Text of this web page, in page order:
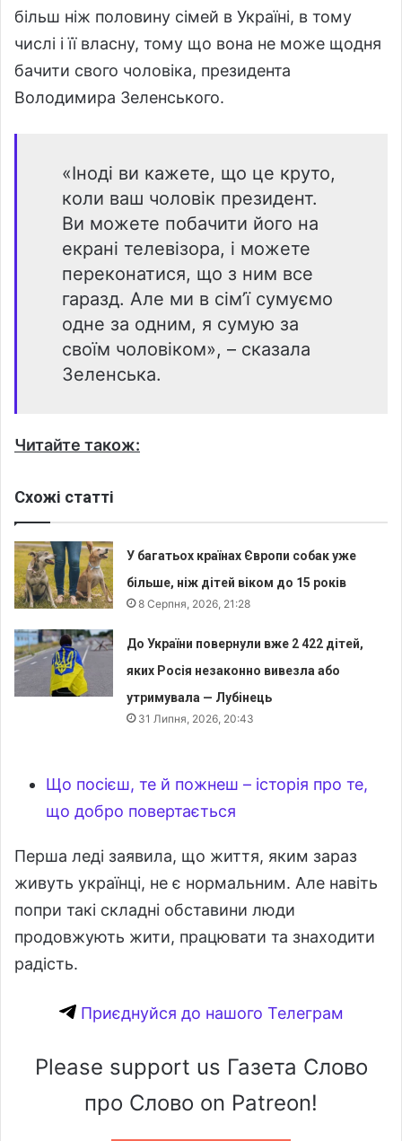
більш ніж половину сімей в Україні, в тому
числі і її власну, тому що вона не може щодня
бачити свого чоловіка, президента
Володимира Зеленського.
«Іноді ви кажете, що це круто,
коли ваш чоловік президент.
Ви можете побачити його на
екрані телевізора, і можете
переконатися, що з ним все
гаразд. Але ми в сім’ї сумуємо
одне за одним, я сумую за
своїм чоловіком», – сказала
Зеленська.
Читайте також:
Схожі статті
У багатьох країнах Європи собак уже
більше, ніж дітей віком до 15 років
8 Серпня, 2026, 21:28
До України повернули вже 2 422 дітей,
яких Росія незаконно вивезла або
утримувала — Лубінець
31 Липня, 2026, 20:43
Що посієш, те й пожнеш – історія про те,
що добро повертається
Перша леді заявила, що життя, яким зараз
живуть українці, не є нормальним. Але навіть
попри такі складні обставини люди
продовжують жити, працювати та знаходити
радість.
Приєднуйся до нашого Телеграм
Please support us Газета Слово
про Слово on Patreon!